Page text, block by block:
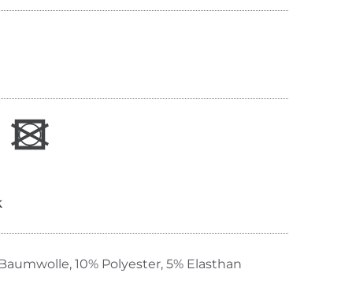
10% Polyester, 5% Elasthan